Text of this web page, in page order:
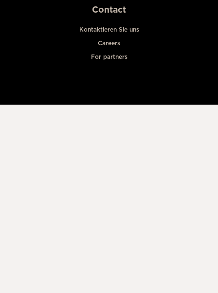
Contact
Kontaktieren Sie uns
Careers
For partners